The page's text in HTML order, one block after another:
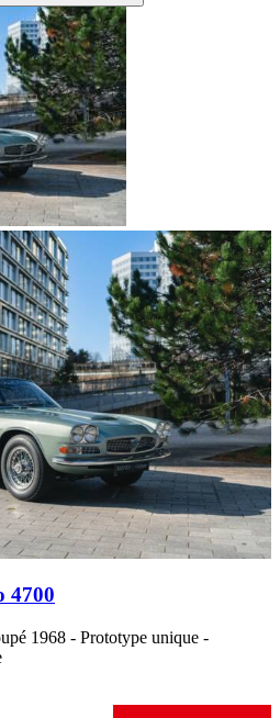
4700
1968 - Prototype unique -